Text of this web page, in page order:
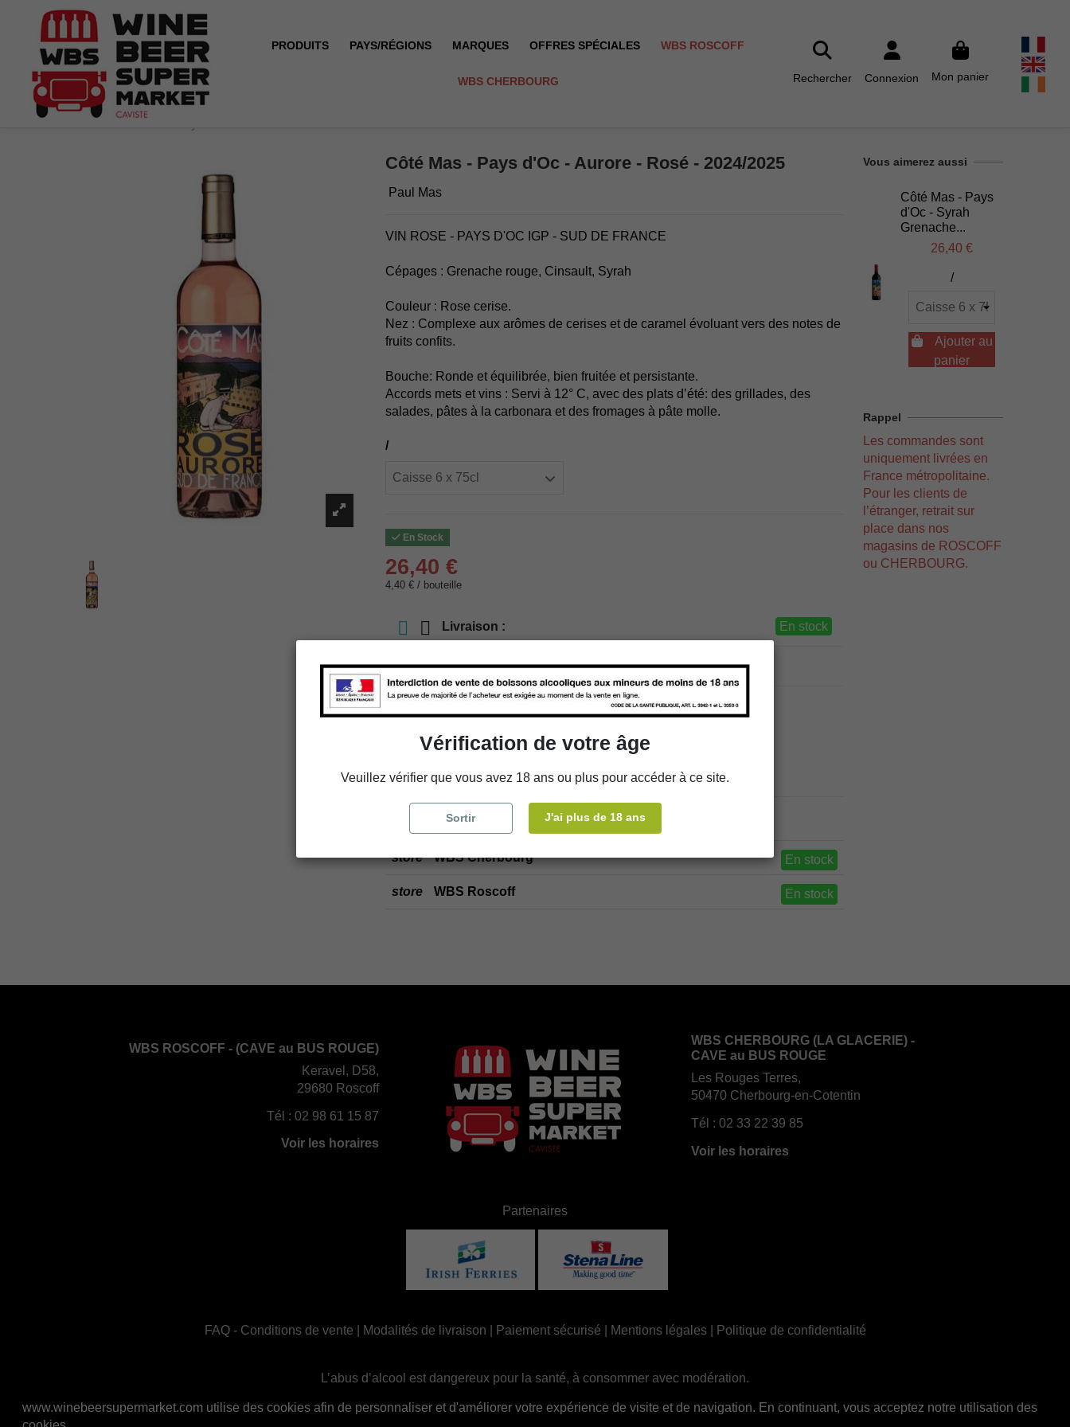
PRODUITS PAYS/RÉGIONS MARQUES OFFRES SPÉCIALES WBS ROSCOFF
WBS CHERBOURG Rechercher Connexion Mon panier
Côté Mas - Pays d'Oc - Aurore - Rosé - 2024/2025
Paul Mas
VIN ROSE - PAYS D'OC IGP - SUD DE FRANCE
Cépages : Grenache rouge, Cinsault, Syrah
Couleur : Rose cerise.
Nez : Complexe aux arômes de cerises et de caramel évoluant vers des notes de
fruits confits.
Bouche: Ronde et équilibrée, bien fruitée et persistante.
Accords mets et vins : Servi à 12° C, avec des plats d’été: des grillades, des
salades, pâtes à la carbonara et des fromages à pâte molle.
/
En Stock
26,40 €
4,40 € / bouteille
Livraison : En stock
store Retrait en magasin
Choisir un magasin
Ajouter au panier
Disponibilité en magasin
store WBS Cherbourg En stock
store WBS Roscoff En stock
Vous aimerez aussi
Côté Mas - Pays
d'Oc - Syrah
Grenache...
26,40 €
/
Ajouter au
panier
Rappel
Les commandes sont
uniquement livrées en
France métropolitaine.
Pour les clients de
l’étranger, retrait sur
place dans nos
magasins de ROSCOFF
ou CHERBOURG.
WBS ROSCOFF - (CAVE au BUS ROUGE)
Keravel, D58,
29680 Roscoff
Tél : 02 98 61 15 87
Voir les horaires
WBS CHERBOURG (LA GLACERIE) -
CAVE au BUS ROUGE
Les Rouges Terres,
50470 Cherbourg-en-Cotentin
Tél : 02 33 22 39 85
Voir les horaires
Partenaires
FAQ- Conditions de vente Modalités de livraison Paiement sécurisé Mentions légales| Politique de confidentialité
L’abus d’alcool est dangereux pour la santé, à consommer avec modération.
www.winebeersupermarket.com utilise des cookies afin de personnaliser et d'améliorer votre expérience de visite et de navigation. En continuant, vous acceptez notre utilisation des
Vérification de votre âge
Veuillez vérifier que vous avez 18 ans ou plus pour accéder à ce site.
Sortir J'ai plus de 18 ans